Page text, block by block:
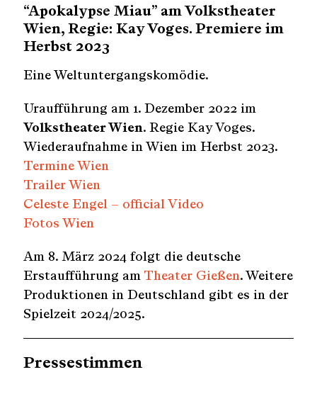
“Apokalypse Miau” am Volkstheater
Wien, Regie: Kay Voges. Premiere im
Herbst 2023
Eine Weltuntergangskomödie.
Uraufführung am 1. Dezember 2022 im
Volkstheater Wien. Regie Kay Voges.
Wiederaufnahme in Wien im Herbst 2023.
Termine Wien
Trailer Wien
Celeste Engel – official Video
Fotos Wien
Am 8. März 2024 folgt die deutsche
Erstaufführung am Theater Gießen. Weitere
Produktionen in Deutschland gibt es in der
Spielzeit 2024/2025.
Pressestimmen